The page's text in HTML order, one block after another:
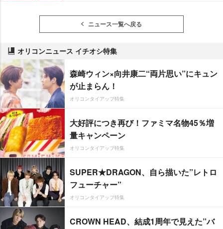
ニュース一覧へ戻る
オリコンニュース イチオシ特集
森崎ウィン×向井康二“両片思い”にキュン
が止まらん！
オリコンタイアップ特集
大好評につき再び！ファミマ名物45％増
量キャンペーン
オリコンタイアップ特集
SUPER★DRAGON、自ら描いた”レトロ
フューチャー”
オリコンタイアップ特集
CROWN HEAD、結成1周年で見えた”バ